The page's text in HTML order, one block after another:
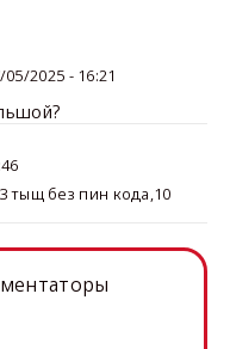
05/2025 - 16:21
тыщ без пин кода,10